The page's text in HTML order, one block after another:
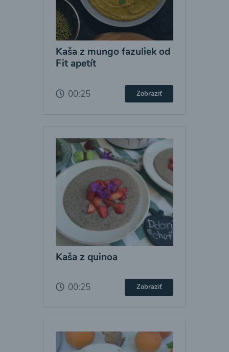
Kaša z mungo fazuliek od
Fit apetít
00:25 Zobraziť
Kaša z quinoa
00:25 Zobraziť